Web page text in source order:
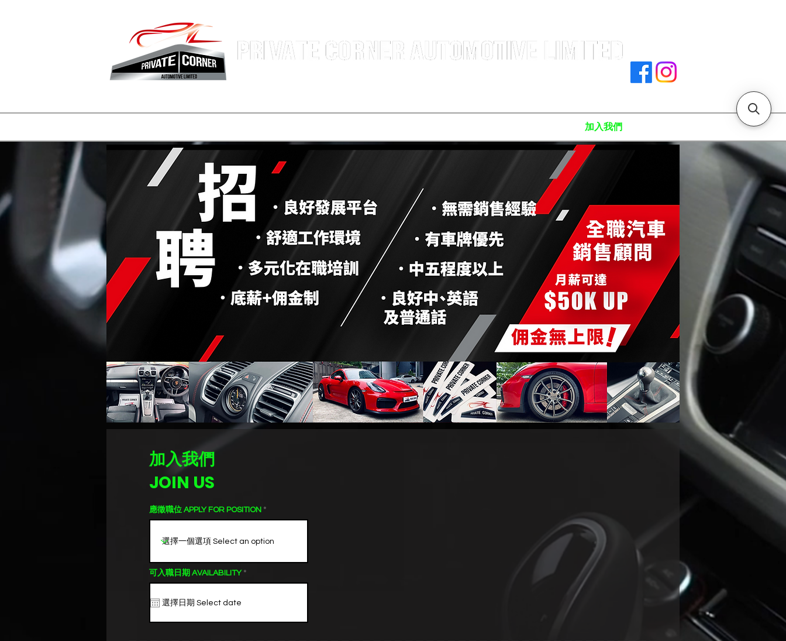
加入我們 門店地址
加入我們
JOIN US
應徵職位 APPLY FOR POSITION
可入職日期 AVAILABILITY *r
e
e